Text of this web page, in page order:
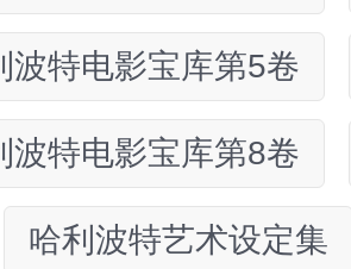
波特电影宝库第5卷
波特电影宝库第8卷
哈利波特艺术设定集